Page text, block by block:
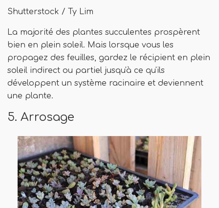
Shutterstock / Ty Lim
La majorité des plantes succulentes prospèrent
bien en plein soleil. Mais lorsque vous les
propagez des feuilles, gardez le récipient en plein
soleil indirect ou partiel jusqu'à ce qu'ils
développent un système racinaire et deviennent
une plante.
5. Arrosage